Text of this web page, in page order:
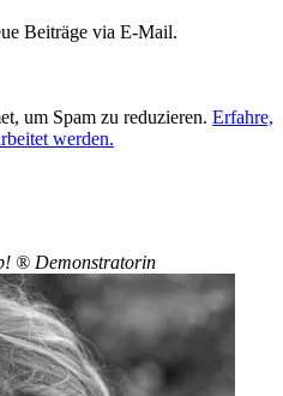
Beiträge via E-Mail.
um Spam zu reduzieren. Erfahre,
werden.
® Demonstratorin